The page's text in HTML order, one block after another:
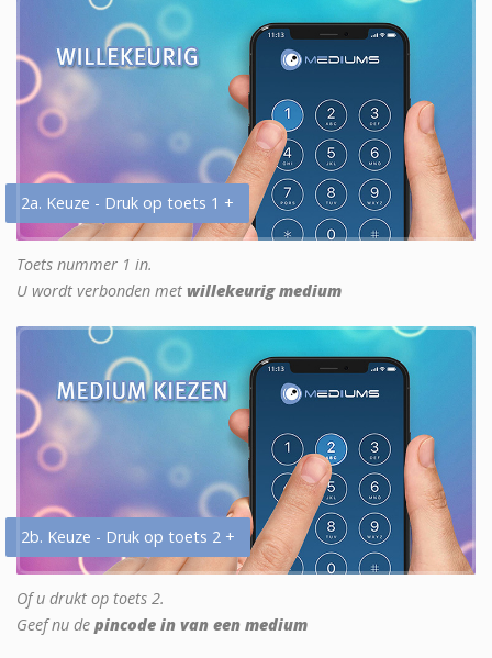
2a. Keuze - Druk op toets 1 +
Toets nummer 1 in.
U wordt verbonden met willekeurig medium
2b. Keuze - Druk op toets 2 +
Of u drukt op toets 2.
Geef nu de pincode in van een medium